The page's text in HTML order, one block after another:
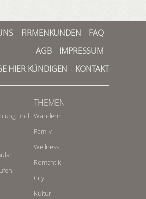
FIRMENKUNDEN
FAQ
AGB
IMPRESSUM
HIER KÜNDIGEN
KONTAKT
und
THEMEN
Wandern
Family
Wellness
Romantik
City
Kultur